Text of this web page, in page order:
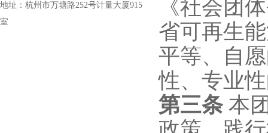
地址：杭州市万塘路252号计量大厦915
室
《社会团
省可再生
平等、自
性、专业
第三条 本